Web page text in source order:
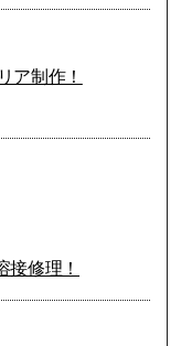
ア制作！
修理！